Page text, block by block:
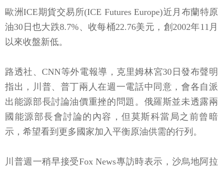
歐洲ICE期貨交易所(ICE Futures Europe)近月布蘭特原
油30日也大跌8.7%、收每桶22.76美元，創2002年11月
以來收盤新低。
路透社、CNN等外電報導，克里姆林宮30日發布聲明
指出，川普、普丁兩人在週一電話中同意，會各自派
出能源部長討論油價重挫的問題。俄羅斯並未透露兩
國能源部長會討論的內容，但莫斯科當局之前曾暗
示，希望看到更多國家加入平衡原油供需的行列。
川普週一稍早接受Fox News專訪時表示，沙烏地阿拉